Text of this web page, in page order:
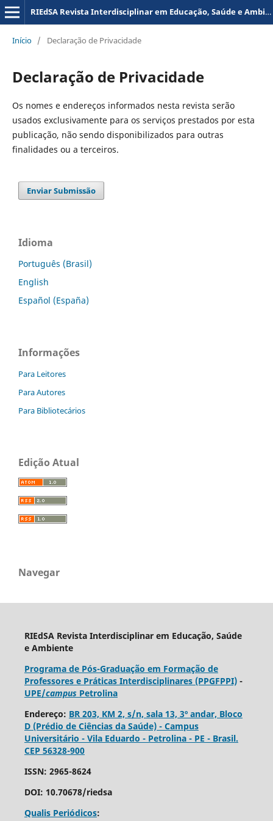
RIEdSA Revista Interdisciplinar em Educação, Saúde e Ambiente
Início / Declaração de Privacidade
Declaração de Privacidade
Os nomes e endereços informados nesta revista serão
usados exclusivamente para os serviços prestados por esta
publicação, não sendo disponibilizados para outras
finalidades ou a terceiros.
Enviar Submissão
Idioma
Português (Brasil)
English
Español (España)
Informações
Para Leitores
Para Autores
Para Bibliotecários
Edição Atual
Navegar
RIEdSA Revista Interdisciplinar em Educação, Saúde
e Ambiente
Programa de Pós-Graduação em Formação de
Professores e Práticas Interdisciplinares (PPGFPPI)-
UPE/campusPetrolina
Endereço: BR 203, KM 2, s/n, sala 13, 3º andar, Bloco
D (Prédio de Ciências da Saúde) - Campus
Universitário - Vila Eduardo - Petrolina - PE - Brasil.
CEP 56328-900
ISSN: 2965-8624
DOI: 10.70678/riedsa
Qualis Periódicos: